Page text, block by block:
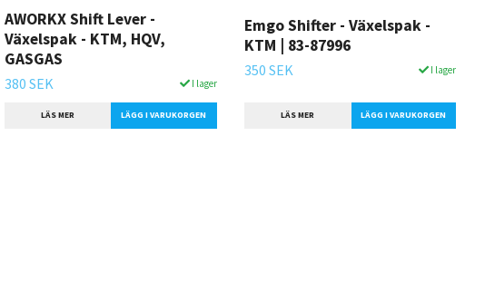
AWORKX Shift Lever -
Växelspak - KTM, HQV,
GASGAS
380 SEK I lager
LÄS MER LÄGG I VARUKORGEN
Emgo Shifter - Växelspak -
KTM | 83-87996
350 SEK I lager
LÄS MER